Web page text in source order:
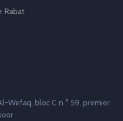
Rabat
Wefaq, bloc C n ° 59, premier